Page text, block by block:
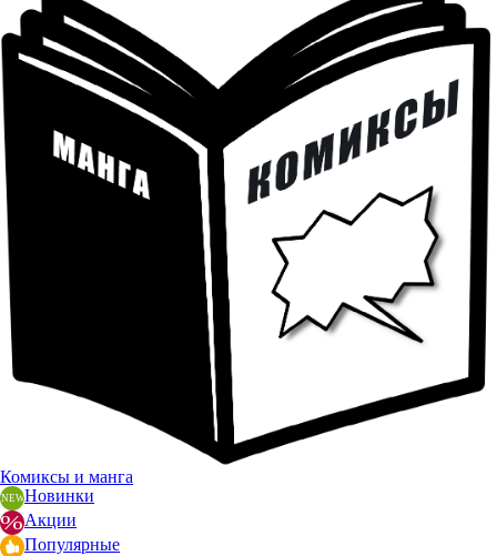
Комиксы и манга
Новинки
Акции
Популярные